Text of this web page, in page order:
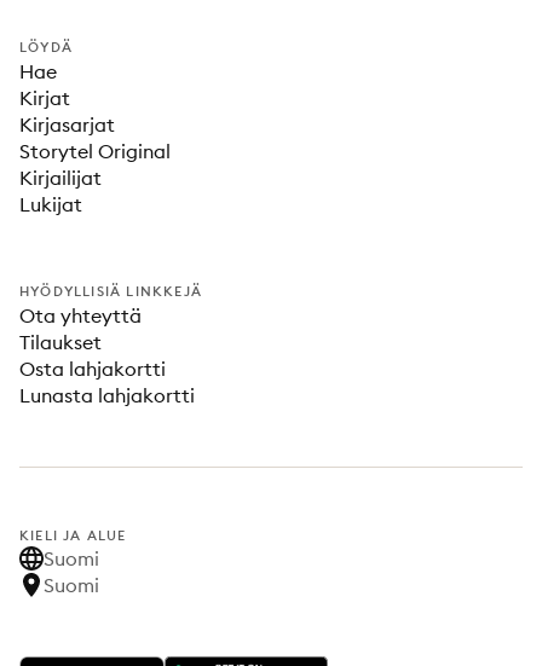
LÖYDÄ
Hae
Kirjat
Kirjasarjat
Storytel Original
Kirjailijat
Lukijat
HYÖDYLLISIÄ LINKKEJÄ
Ota yhteyttä
Tilaukset
Osta lahjakortti
Lunasta lahjakortti
KIELI JA ALUE
Suomi
Suomi